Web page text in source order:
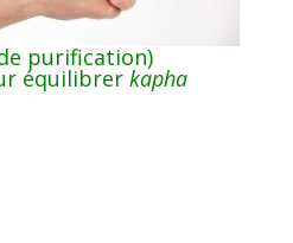
purification)
équilibrer kapha